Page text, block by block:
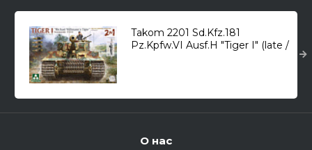
Takom 2201 Sd.Kfz.181
Pz.Kpfw.VI Ausf.H "Tiger I" (late /
О нас